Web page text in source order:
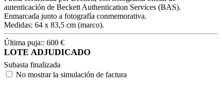
autenticación de Beckett Authentication Services (BAS).
Enmarcada junto a fotografía conmemorativa.
Medidas: 64 x 83,5 cm (marco).
Última puja:: 600 €
LOTE ADJUDICADO
Subasta finalizada
No mostrar la simulación de factura